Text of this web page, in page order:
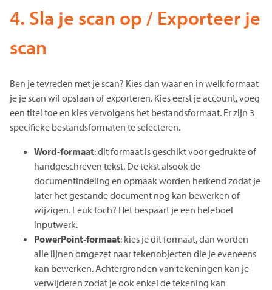
4. Sla je scan op / Exporteer je
scan
Ben je tevreden met je scan? Kies dan waar en in welk formaat
je je scan wil opslaan of exporteren. Kies eerst je account, voeg
een titel toe en kies vervolgens het bestandsformaat. Er zijn 3
specifieke bestandsformaten te selecteren.
Word-formaat: dit formaat is geschikt voor gedrukte of
handgeschreven tekst. De tekst alsook de
documentindeling en opmaak worden herkend zodat je
later het gescande document nog kan bewerken of
wijzigen. Leuk toch? Het bespaart je een heleboel
inputwerk.
PowerPoint-formaat: kies je dit formaat, dan worden
alle lijnen omgezet naar tekenobjecten die je eveneens
kan bewerken. Achtergronden van tekeningen kan je
verwijderen zodat je ook enkel de tekening kan